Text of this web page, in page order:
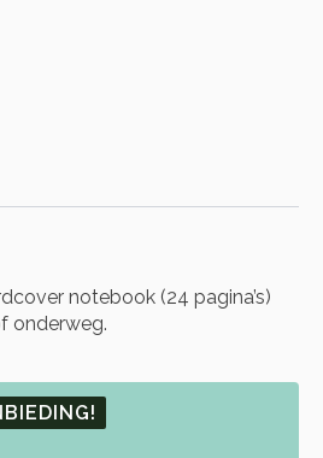
notebook (24 pagina’s)
onderweg.